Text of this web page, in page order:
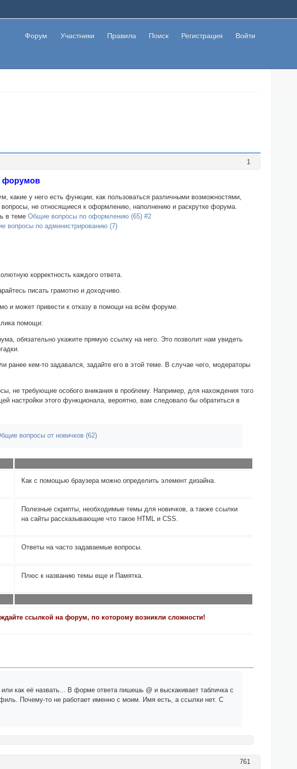
Форум Участники Правила Поиск Регистрация Войти
1
форумов
какие у него есть функции, как пользоваться различными возможностями,
не относящиеся к оформлению, наполнению и раскрутке форума.
в темеОбщие вопросы по оформлению (65) #2
вопросы по администрированию (7)
корректность каждого ответа.
писать грамотно и доходчиво.
и может привести к отказу в помощи на всём форуме.
помощи:
обязательно укажите прямую ссылку на него. Это позволит нам увидеть
кем-то задавался, задайте его в этой теме. В случае чего, модераторы
не требующие особого вникания в проблему. Например, для нахождения того
настройки этого функционала, вероятно, вам следовало бы обратиться в
вопросы от новичков (62)
Как с помощью браузера можно определить элемент дизайна.
Полезные скрипты, необходимые темы для новичков, а также ссылки
на сайты рассказывающие что такое HTML и CSS.
Ответы на часто задаваемые вопросы.
Плюс к названию темы еще и Памятка.
ссылкой на форум, по которому возникли сложности!
как её назвать... В форме ответа пишешь @ и выскакивает табличка с
Почему-то не работает именно с моим. Имя есть, а ссылки нет. С
761